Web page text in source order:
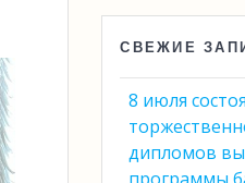
СВЕЖИЕ
8 июля
дипломов